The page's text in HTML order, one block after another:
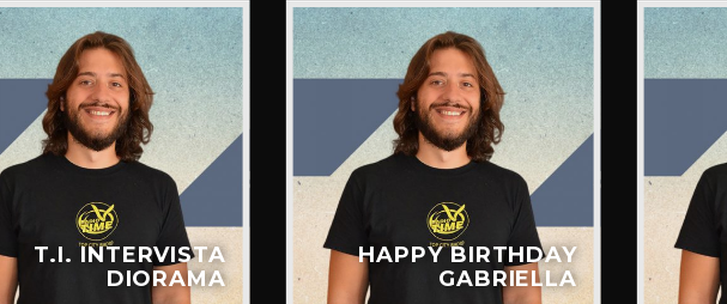
T.I. INTERVISTA
DIORAMA
HAPPY BIRTHDAY
GABRIELLA